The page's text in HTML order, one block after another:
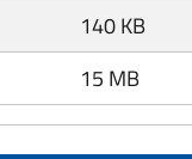
140 KB
15 MB